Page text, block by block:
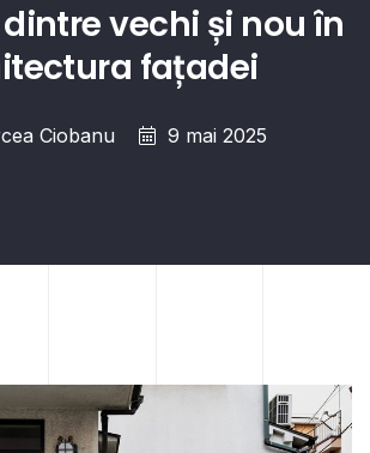
vechi și nou în
fațadei
Ciobanu 9 mai 2025